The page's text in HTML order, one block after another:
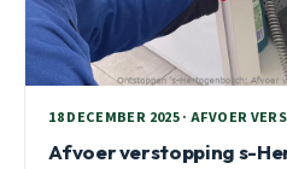
18 DECEMBER 2025 · AFVOER
Afvoer verstopping s-